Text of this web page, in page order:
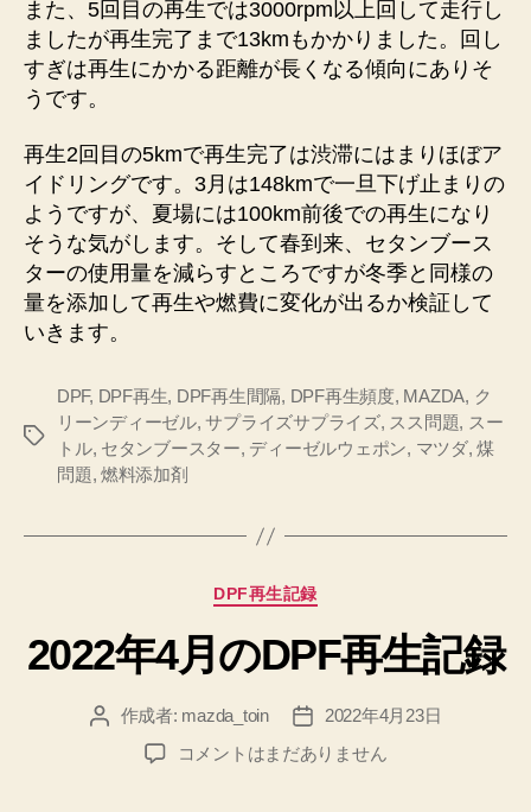
また、5回目の再生では3000rpm以上回して走行し
ましたが再生完了まで13kmもかかりました。回し
すぎは再生にかかる距離が長くなる傾向にありそ
うです。
再生2回目の5kmで再生完了は渋滞にはまりほぼア
イドリングです。3月は148kmで一旦下げ止まりの
ようですが、夏場には100km前後での再生になり
そうな気がします。そして春到来、セタンブース
ターの使用量を減らすところですが冬季と同様の
量を添加して再生や燃費に変化が出るか検証して
いきます。
タ
DPF, DPF再生, DPF再生間隔, DPF再生頻度, MAZDA, ク
リーンディーゼル,サプライズサプライズ, スス問題, スー
トル, セタンブースター, ディーゼルウェポン, マツダ,煤
問題, 燃料添加剤
カ
ゴ
リ
DPF再生記録
2022年4月のDPF再生記録
投 作成者: mazda_toin
投
稿
日
2022年4月23日
2022
コメントはまだありません